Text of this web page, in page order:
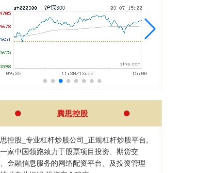
腾思控股
控股_专业杠杆炒股公司_正规杠杆炒股平台,
家中国领跑致力于股票项目投资、期货交
金融信息服务的网络配资平台、及投资管理